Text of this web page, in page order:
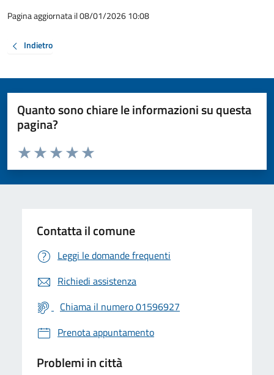
Pagina aggiornata il 08/01/2026 10:08
Indietro
Quanto sono chiare le informazioni su questa
pagina?
Valuta da 1 a 5 stelle la pagina
Valuta 5 stelle su 5
Valuta 4 stelle su 5
Valuta 3 stelle su 5
Valuta 2 stelle su 5
Valuta 1 stelle su 5
Contatta il comune
Leggi le domande frequenti
Richiedi assistenza
Chiama il numero 01596927
Prenota appuntamento
Problemi in città